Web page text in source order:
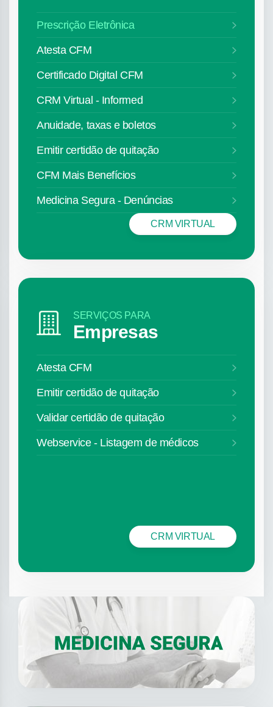
Prescrição Eletrônica
Atesta CFM
Certificado Digital CFM
CRM Virtual - Informed
Anuidade, taxas e boletos
Emitir certidão de quitação
CFM Mais Benefícios
Medicina Segura - Denúncias
CRM VIRTUAL
SERVIÇOS PARA
Empresas
Atesta CFM
Emitir certidão de quitação
Validar certidão de quitação
Webservice - Listagem de médicos
CRM VIRTUAL